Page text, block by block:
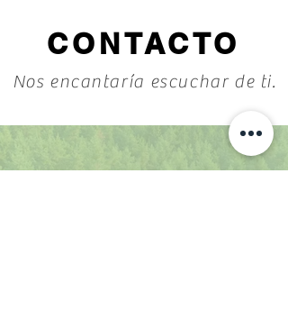
CONTACTO
Nos encantaría escuchar de ti.